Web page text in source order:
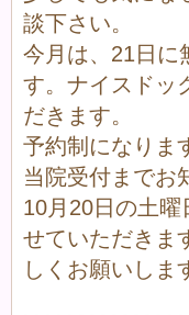
談下さい。
今月は、21日に
す。ナイスドッ
だきます。
予約制になりま
当院受付までお
10月20日の土曜
せていただきま
しくお願いしま